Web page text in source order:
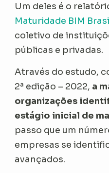
Um deles é o
Maturidade BIM
coletivo de
públicas e privadas.
Através do estudo,
2ª edição – 2022, a
organizações
estágio inicial de
passo que um
empresas se
avançados.